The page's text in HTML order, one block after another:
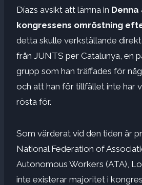
Díazs avsikt att lämna in
kongressens omröstning
detta skulle verkställande
från JUNTS per Catalunya, en
grupp som han träffades för
och att han för tillfället inte har
rösta för.
Som värderat vid den tiden är
National Federation of
Autonomous Workers (ATA),
inte existerar majoritet i